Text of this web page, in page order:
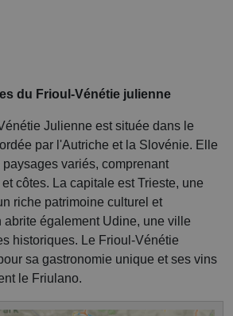
du Frioul-Vénétie julienne
Julienne est située dans le
par l'Autriche et la Slovénie. Elle
variés, comprenant
côtes. La capitale est Trieste, une
riche patrimoine culturel et
abrite également Udine, une ville
historiques. Le Frioul-Vénétie
sa gastronomie unique et ses vins
le Friulano.